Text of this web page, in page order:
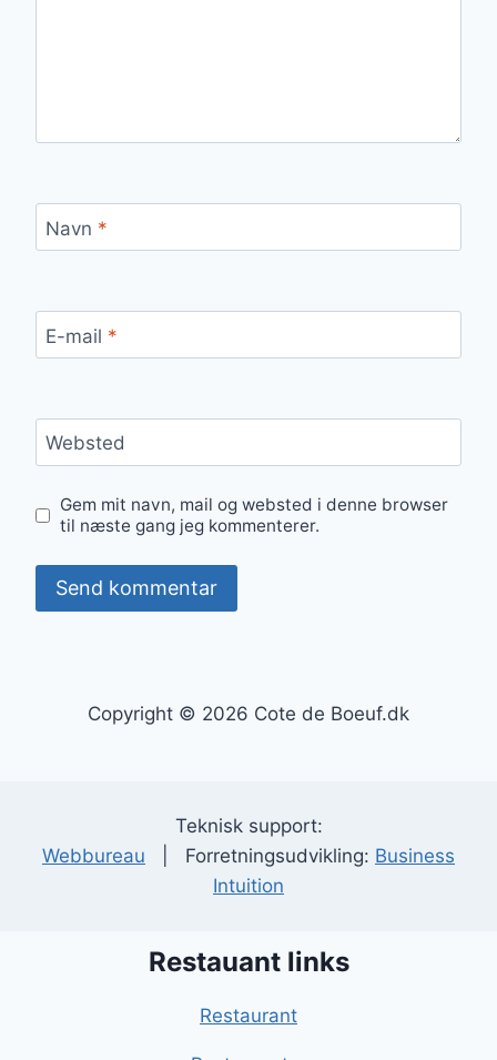
Navn *
E-mail *
Websted
Gem mit navn, mail og websted i denne browser
til næste gang jeg kommenterer.
Copyright © 2026 Cote de Boeuf.dk
Teknisk support:
Webbureau | Forretningsudvikling: Business
Intuition
Restauant links
Restaurant